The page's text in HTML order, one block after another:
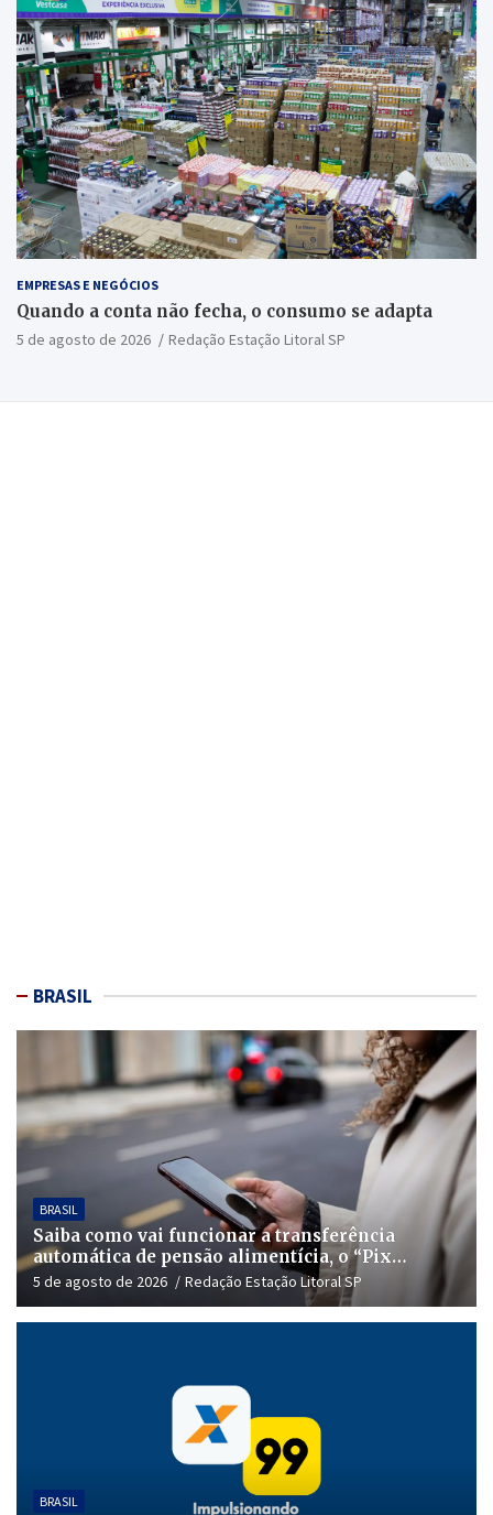
EMPRESAS E NEGÓCIOS
Quando a conta não fecha, o consumo se adapta
5 de agosto de 2026 Redação Estação Litoral SP
BRASIL
BRASIL
Saiba como vai funcionar a transferência
automática de pensão alimentícia, o “Pix
Pensão”
5 de agosto de 2026 Redação Estação Litoral SP
BRASIL